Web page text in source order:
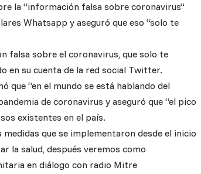
la “información falsa sobre coronavirus”
Whatsapp y aseguró que eso “solo te
falsa sobre el coronavirus, que solo te
en su cuenta de la red social Twitter.
que “en el mundo se está hablando del
de coronavirus y aseguró que “el pico
existentes en el país.
que se implementaron desde el inicio
la salud, después veremos como
en diálogo con radio Mitre